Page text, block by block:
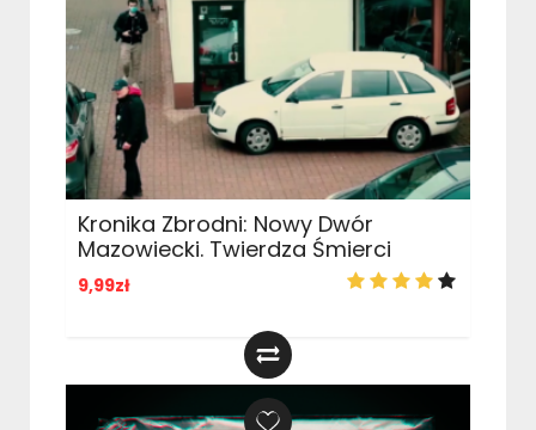
Kronika Zbrodni: Nowy Dwór
Mazowiecki. Twierdza Śmierci
9,99zł